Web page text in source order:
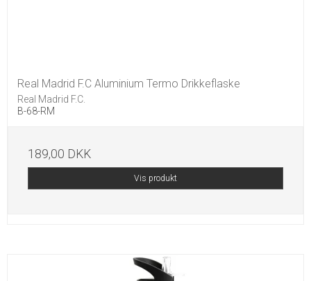
Real Madrid F.C Aluminium Termo Drikkeflaske
Real Madrid F.C.
B-68-RM
189,00 DKK
Vis produkt